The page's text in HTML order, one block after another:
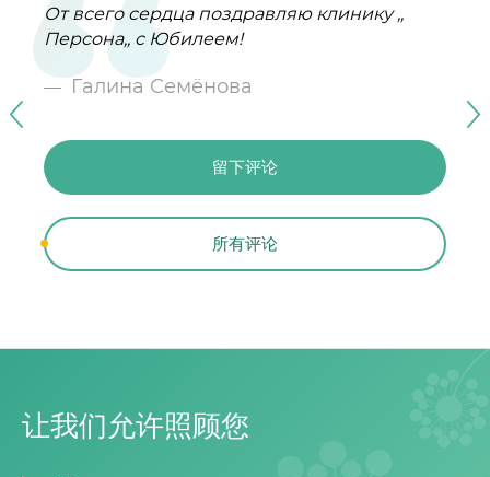
От всего сердца поздравляю клинику ,,
Персона,, с Юбилеем!
Галина Семёнова
留下评论
所有评论
Меня зовут Алмагуль, мы приехали с
мужем с города Атырау с непростой
проблемой, в решении которой помогла
клиника «Персона» Выражаем огромную
профессионализм, за сплоченную работу,
внимательное отношение и проявленную
заботу. За долгие годы, в ожидании чуда ,
нам помогли врачи от бога- Исенова Сауле
Шайкеновна, Валиев Равиль Камильевич,
Байысбекова Альфия Гильматовна.
Алмагуль
Замечательная клиника, попадаешь в
другой мир, доброжелательности и
отзывчивости!
留下评论
所有评论
Низкий поклон Анастасии Николаевне
Рыбиной за высокий профессионализм,
человечность и гуманность. Всегда
помним вас.
Галина и Сергей
留下评论
Благодарим Великого человека -
Вячеслава Нотановича за гуманность и
человечность! Особая благодарность из
Петербурга, клиники им. ,, Отта,, за
Федерации.
留下评论
所有评论
让我们允许照顾您